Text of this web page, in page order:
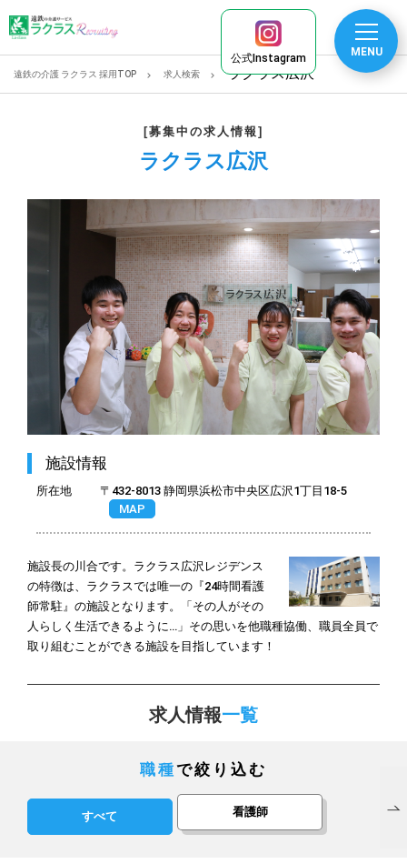
MENU
公式Instagram
遠鉄の介護 ラクラス 採用TOP 求人検索 ラクラス広沢
[募集中の求人情報]
ラクラス広沢
施設情報
所在地
〒432-8013 静岡県浜松市中央区広沢1丁目18-5
MAP
施設長の川合です。ラクラス広沢レジデンス
の特徴は、ラクラスでは唯一の『24時間看護
師常駐』の施設となります。「その人がその
人らしく生活できるように…」その思いを他職種協働、職員全員で
取り組むことができる施設を目指しています！
求人情報一覧
職種で絞り込む
すべて 看護師